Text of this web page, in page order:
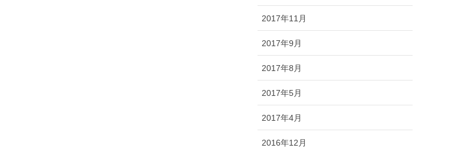
2017年11月
2017年9月
2017年8月
2017年5月
2017年4月
2016年12月